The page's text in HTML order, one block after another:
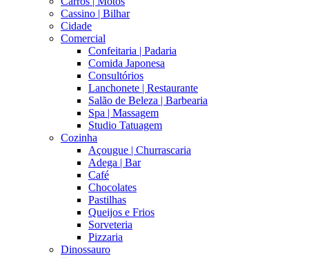
Cassino | Bilhar
Cidade
Comercial
Confeitaria | Padaria
Comida Japonesa
Consultórios
Lanchonete | Restaurante
Salão de Beleza | Barbearia
Spa | Massagem
Studio Tatuagem
Cozinha
Açougue | Churrascaria
Adega | Bar
Café
Chocolates
Pastilhas
Queijos e Frios
Sorveteria
Pizzaria
Dinossauro